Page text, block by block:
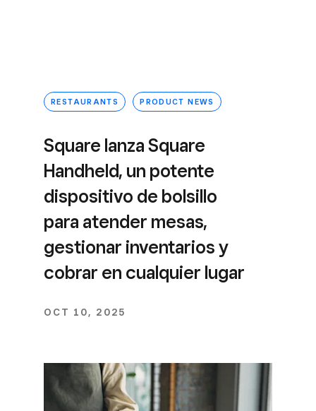
RESTAURANTS PRODUCT NEWS
Square lanza Square
Handheld, un potente
dispositivo de bolsillo
para atender mesas,
gestionar inventarios y
cobrar en cualquier lugar
OCT 10, 2025